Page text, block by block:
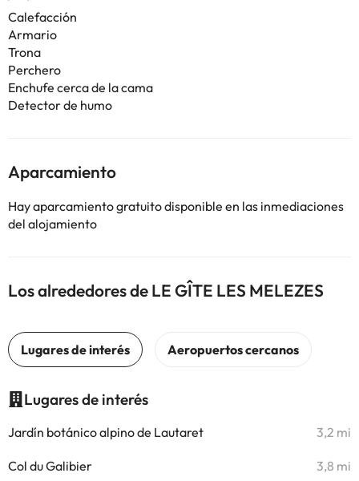
Calefacción
Armario
Trona
Perchero
Enchufe cerca de la cama
Detector de humo
Aparcamiento
Hay aparcamiento gratuito disponible en las inmediaciones
del alojamiento
Los alrededores de LE GÎTE LES MELEZES
Lugares de interés
Jardín botánico alpino de Lautaret 3,2 mi
Col du Galibier 3,8 mi